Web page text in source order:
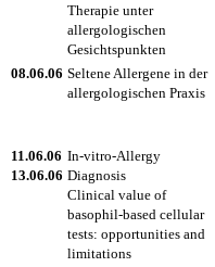
Therapie unter
allergologischen
Gesichtspunkten
08.06.06 Seltene Allergene in der
allergologischen Praxis
11.06.06
13.06.06
In-vitro-Allergy
Diagnosis
Clinical value of
basophil-based cellular
tests: opportunities and
limitations